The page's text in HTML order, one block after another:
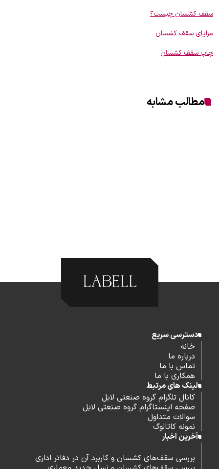
سقف کشسان چیست؟
مزایای سقف کشسان
چاپ سقف کشسان
مطالب مشابه
دسترسی سریع
خانه
درباره ما
تماس با ما
همکاری با ما
لینک های مرتبط
کانال تلگرام گروه صنعتی لابل
صفحه اینستاگرام گروه صنعتی لابل
سوالات متداول
نمونه کاتالوگ
آخرین اخبار
بررسی سقف‌های کشسان و کاربرد آن در دفاتر اداری